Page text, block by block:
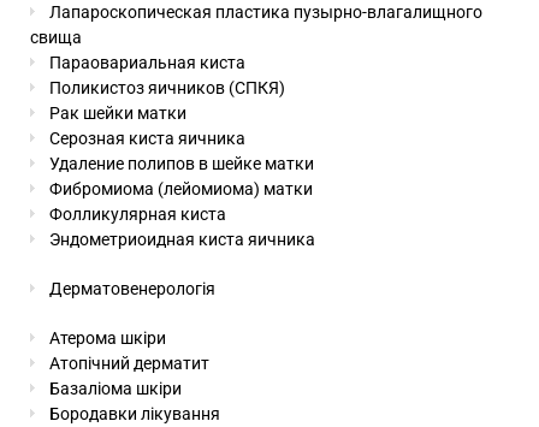
Лапароскопическая пластика пузырно-влагалищного
свища
Параовариальная киста
Поликистоз яичников (СПКЯ)
Рак шейки матки
Серозная киста яичника
Удаление полипов в шейке матки
Фибромиома (лейомиома) матки
Фолликулярная киста
Эндометриоидная киста яичника
Дерматовенерологія
Атерома шкіри
Атопічний дерматит
Базаліома шкіри
Бородавки лікування